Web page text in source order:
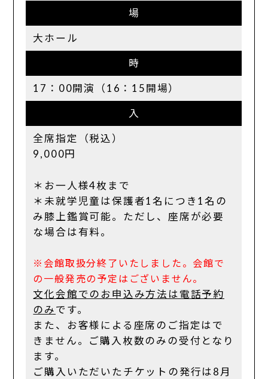
場
大ホール
時
17：00開演（16：15開場）
入
全席指定（税込）
9,000円
＊お一人様4枚まで
＊未就学児童は保護者1名につき1名の
み膝上鑑賞可能。ただし、座席が必要
な場合は有料。
※会館取扱分終了いたしました。会館で
の一般発売の予定はございません。
文化会館でのお申込み方法は電話予約
のみです。
また、お客様による座席のご指定はで
きません。ご購入枚数のみの受付となり
ます。
ご購入いただいたチケットの発行は8月